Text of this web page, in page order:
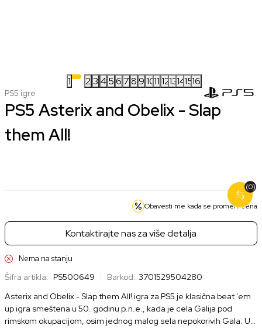
1 23 456 78910111213141516
PS5 igre
PS5 Asterix and Obelix - Slap
them All!
Obavesti me kada se promeni cena
Kontaktirajte nas za više detalja
Nema na stanju
Šifra artikla: PS500649 Barkod: 3701529504280
Asterix and Obelix - Slap them All! igra za PS5 je klasična beat 'em
up igra smeštena u 50. godinu p.n.e., kada je cela Galija pod
rimskom okupacijom, osim jednog malog sela nepokorivih Gala. U
(0)